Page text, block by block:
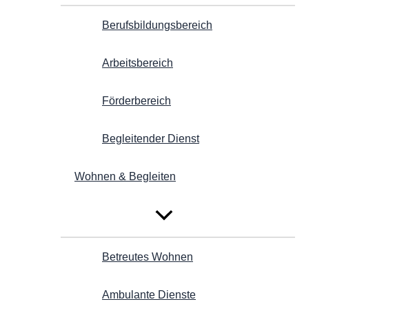
Berufsbildungsbereich
Arbeitsbereich
Förderbereich
Begleitender Dienst
Wohnen & Begleiten
Betreutes Wohnen
Ambulante Dienste